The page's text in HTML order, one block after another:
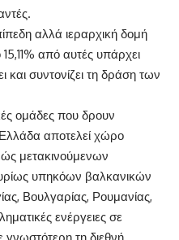
αλλά ιεραρχική δομή
από αυτές υπάρχει
συντονίζει τη δράση των
ομάδες που δρουν
αποτελεί χώρο
μετακινούμενων
υπηκόων βαλκανικών
Βουλγαρίας, Ρουμανίας,
ενέργειες σε